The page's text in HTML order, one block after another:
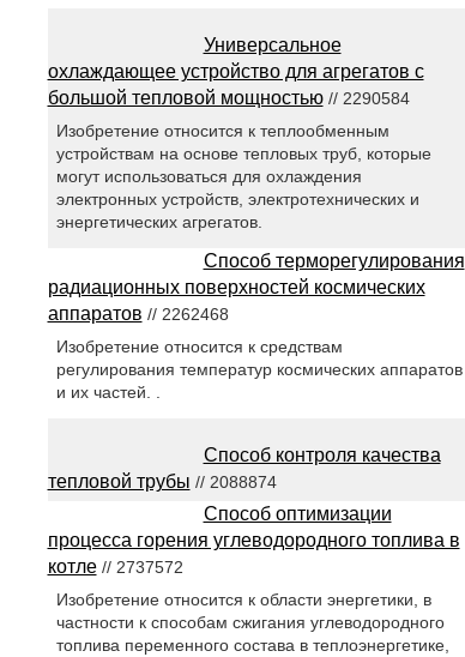
Универсальное
охлаждающее устройство для агрегатов с
большой тепловой мощностью// 2290584
Изобретение относится к теплообменным
устройствам на основе тепловых труб, которые
могут использоваться для охлаждения
электронных устройств, электротехнических и
энергетических агрегатов.
Способ терморегулирования
радиационных поверхностей космических
аппаратов // 2262468
Изобретение относится к средствам
регулирования температур космических аппаратов
и их частей. .
Способ контроля качества
тепловой трубы // 2088874
Способ оптимизации
процесса горения углеводородного топлива в
котле// 2737572
Изобретение относится к области энергетики, в
частности к способам сжигания углеводородного
топлива переменного состава в теплоэнергетике,